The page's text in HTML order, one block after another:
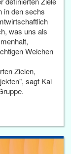
in den sechs
was uns als
Weichen
Zielen,
sagt Kai